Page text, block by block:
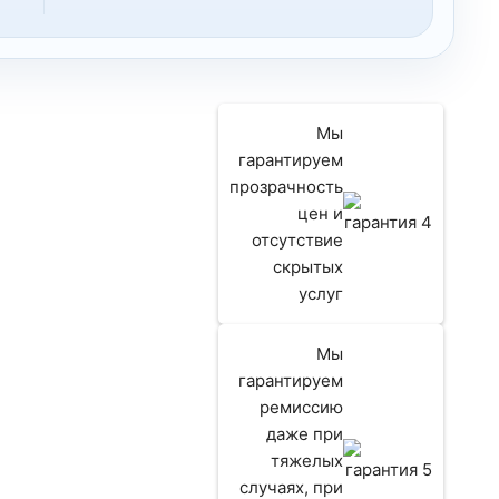
Мы
гарантируем
прозрачность
цен и
отсутствие
скрытых
услуг
Мы
гарантируем
ремиссию
даже при
тяжелых
случаях, при